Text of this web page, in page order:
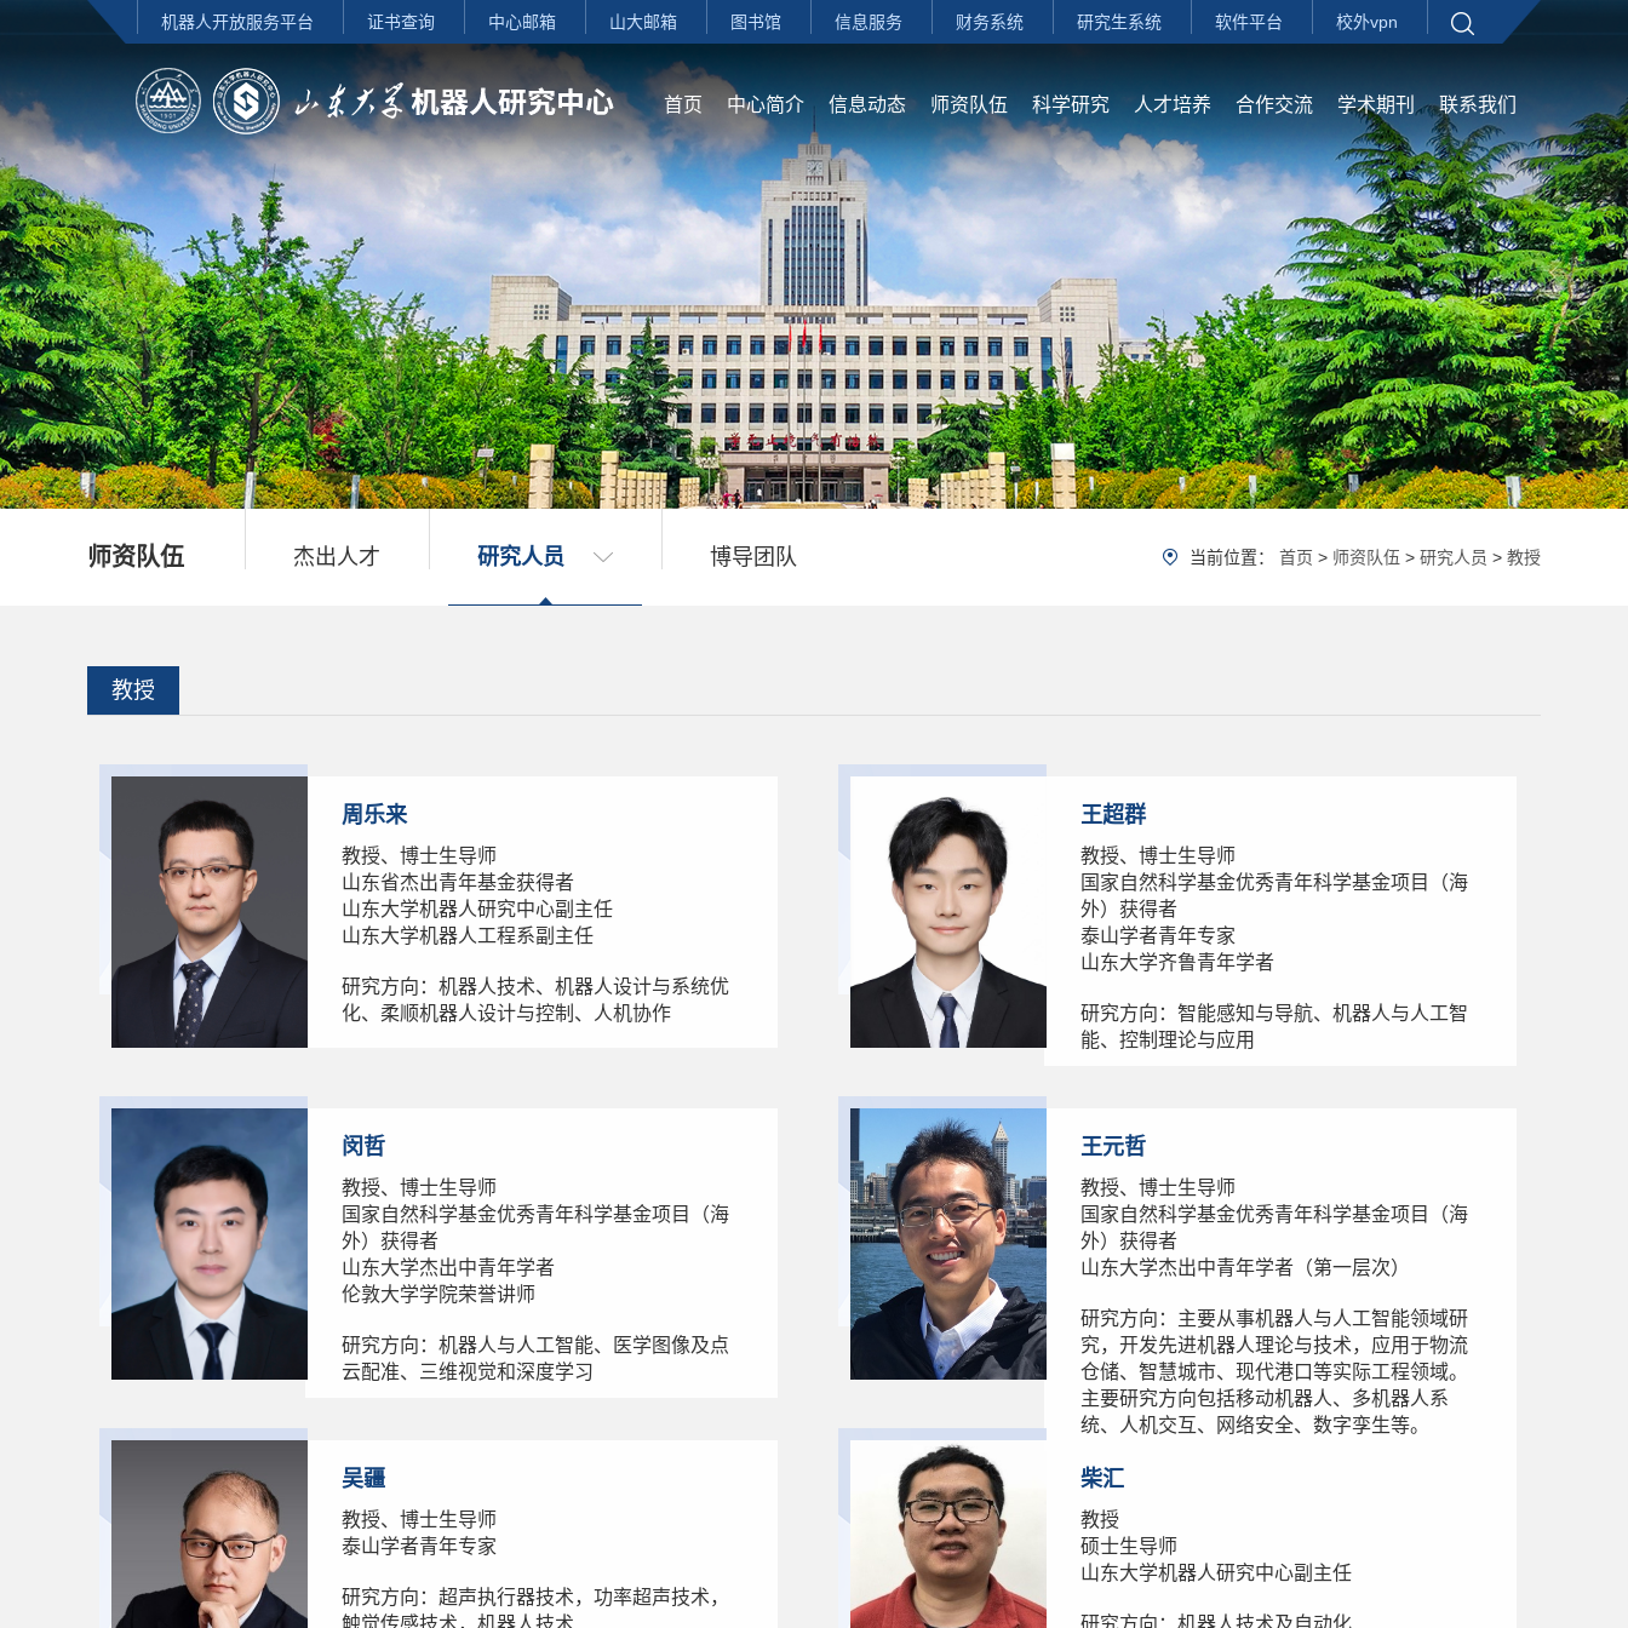
机器人开放服务平台 证书查询 中心邮箱 山大邮箱 图书馆 信息服务 财务系统 研究生系统 软件平台 校外vpn
首页 中心简介 信息动态 师资队伍 科学研究 人才培养 合作交流 学术期刊 联系我们
师资队伍 杰出人才 研究人员 博导团队 当前位置： 首页 > 师资队伍 > 研究人员 > 教授
教授
周乐来
教授、博士生导师
山东省杰出青年基金获得者
山东大学机器人研究中心副主任
山东大学机器人工程系副主任
研究方向：机器人技术、机器人设计与系统优
化、柔顺机器人设计与控制、人机协作
王超群
教授、博士生导师
国家自然科学基金优秀青年科学基金项目（海
外）获得者
泰山学者青年专家
山东大学齐鲁青年学者
研究方向：智能感知与导航、机器人与人工智
能、控制理论与应用
闵哲
教授、博士生导师
国家自然科学基金优秀青年科学基金项目（海
外）获得者
山东大学杰出中青年学者
伦敦大学学院荣誉讲师
研究方向：机器人与人工智能、医学图像及点
云配准、三维视觉和深度学习
王元哲
教授、博士生导师
国家自然科学基金优秀青年科学基金项目（海
外）获得者
山东大学杰出中青年学者（第一层次）
研究方向：主要从事机器人与人工智能领域研
究，开发先进机器人理论与技术，应用于物流
仓储、智慧城市、现代港口等实际工程领域。
主要研究方向包括移动机器人、多机器人系
统、人机交互、网络安全、数字孪生等。
吴疆
教授、博士生导师
泰山学者青年专家
研究方向：超声执行器技术，功率超声技术，
触觉传感技术，机器人技术
柴汇
教授
硕士生导师
山东大学机器人研究中心副主任
研究方向：机器人技术及自动化